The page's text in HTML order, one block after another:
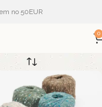
no 50EUR
0